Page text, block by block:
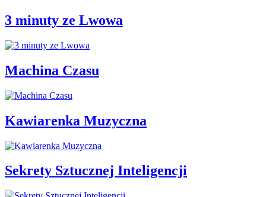
3 minuty ze Lwowa
Machina Czasu
Kawiarenka Muzyczna
Sekrety Sztucznej Inteligencji